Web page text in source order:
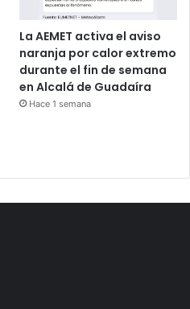
La AEMET activa el aviso
naranja por calor extremo
durante el fin de semana
en Alcalá de Guadaíra
Hace 1 semana